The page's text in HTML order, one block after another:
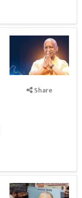
Share